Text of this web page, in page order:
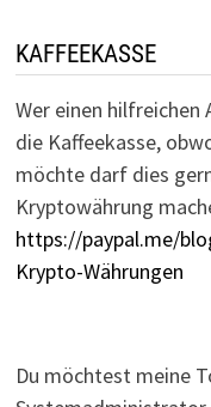
KAFFEEKASSE
Wer einen
die Kaffeekasse,
möchte darf dies
Kryptowährung
https://paypal.me/
Krypto-Währungen
Du möchtest meine